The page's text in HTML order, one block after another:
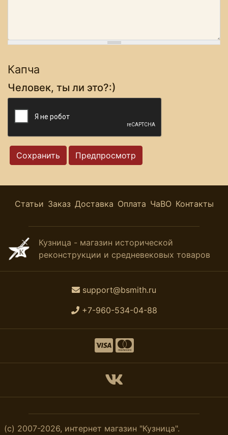
Капча
Человек, ты ли это?:)
Статьи Заказ Доставка Оплата ЧаВО Контакты
Кузница - магазин исторической
реконструкции и средневековых товаров
support@bsmith.ru
+7-960-534-04-88
(с) 2007-2026, интернет магазин "Кузница".